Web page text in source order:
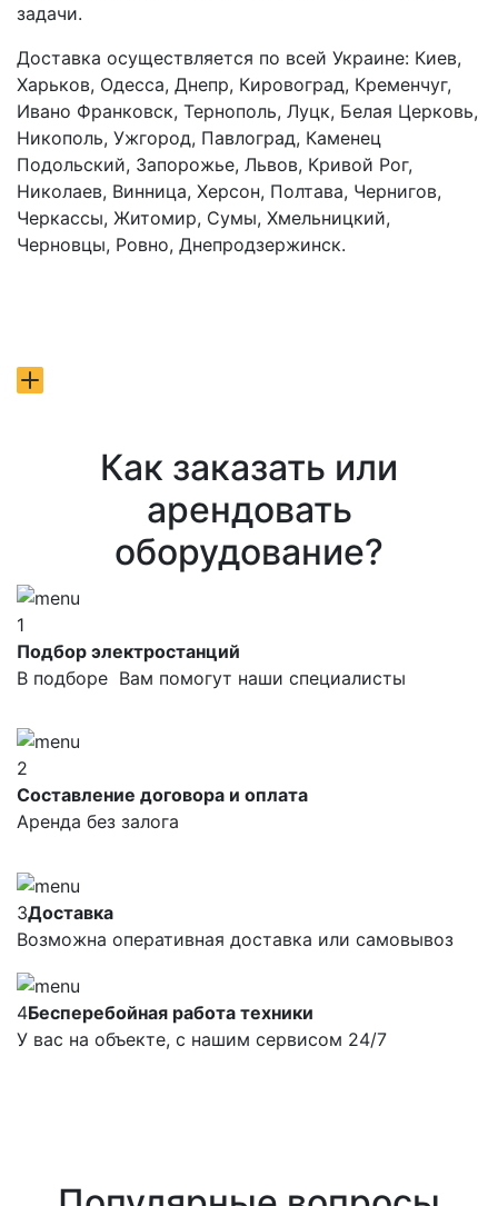
задачи.
Доставка осуществляется по всей Украине: Киев,
Харьков, Одесса, Днепр, Кировоград, Кременчуг,
Ивано Франковск, Тернополь, Луцк, Белая Церковь,
Никополь, Ужгород, Павлоград, Каменец
Подольский, Запорожье, Львов, Кривой Рог,
Николаев, Винница, Херсон, Полтава, Чернигов,
Черкассы, Житомир, Сумы, Хмельницкий,
Черновцы, Ровно, Днепродзержинск.
Как заказать или
арендовать
оборудование?
1
Подбор электростанций
В подборе Вам помогут наши специалисты
2
Составление договора и оплата
Аренда без залога
3Доставка
Возможна оперативная доставка или самовывоз
4Бесперебойная работа техники
У вас на объекте, с нашим сервисом 24/7